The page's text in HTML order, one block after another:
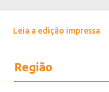
Leia a edição impressa
Região